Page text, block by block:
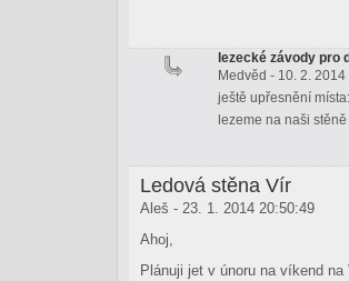
lezecké závody pro
Medvěd - 10. 2.
ještě upřesnění místa:
lezeme na naši
Ledová stěna Vír
Aleš - 23. 1. 2014 20:50:49
Ahoj,
Plánuji jet v únoru na víkend